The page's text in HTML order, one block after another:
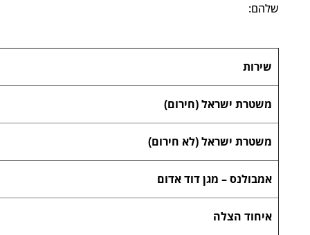
שלהם:
שירות
משטרת ישראל (חירום)
משטרת ישראל (לא חירום)
אמבולנס – מגן דוד אדום
איחוד הצלה